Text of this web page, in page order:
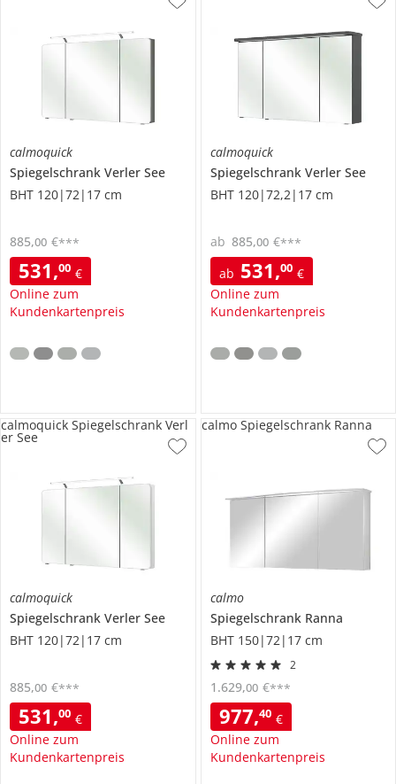
calmoquick
Spiegelschrank Verler See
BHT 120|72|17 cm
531,00 €
Online zum
Kundenkartenpreis
885,00 €***
calmoquick
Spiegelschrank Verler See
BHT 120|72,2|17 cm
ab 531,00 €
Online zum
Kundenkartenpreis
ab 885,00 €***
calmoquick
Spiegelschrank Verler See
BHT 120|72|17 cm
531,00 €
Online zum
Kundenkartenpreis
885,00 €***
calmoquick Spiegelschrank Verl
er See
calmo
Spiegelschrank Ranna
BHT 150|72|17 cm
2
977,40 €
Online zum
Kundenkartenpreis
1.629,00 €***
calmo Spiegelschrank Ranna